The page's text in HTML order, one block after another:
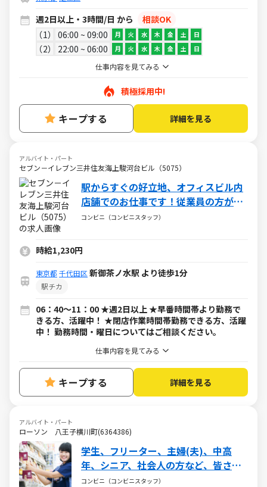
週2日以上・3時間/日 から
相談OK
1
06:00 ~ 09:00 月 火 水 木 金 土 日
2 22:00 ~ 06:00 月 火 水 木 金 土 日
仕事内容を見てみる
積極採用中!
キープする 詳細を見る
アルバイト・パート
セブン－イレブン三井住友海上駿河台ビル（5075）
駅からすぐの好立地、オフィスビル内
店舗でのお仕事です！従業員の方が中
心なので客層も安心◎
コンビニ（コンビニスタッフ）
時給1,230円
東京都 千代田区 新御茶ノ水駅 より徒歩1分
駅チカ
06：40～11：00 ★週2日以上 ★早番時間帯より勤務で
きる方、活躍中！ ★閉店作業時間帯勤務できる方、活躍
中！ 勤務時間・曜日についてはご相談ください。
仕事内容を見てみる
キープする 詳細を見る
アルバイト・パート
ローソン 八王子横川町(6364386)
学生、フリーター、主婦(夫)、中高
年、シニア、社会人の方など、皆さん
活躍中!!
コンビニ（コンビニスタッフ）